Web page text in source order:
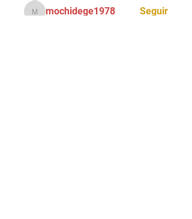
mochidege1978
mochidege1978
Seguir